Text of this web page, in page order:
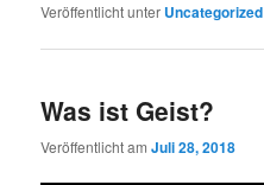
Veröffentlicht unter Uncategorized
Was ist Geist?
Veröffentlicht amJuli 28, 2018